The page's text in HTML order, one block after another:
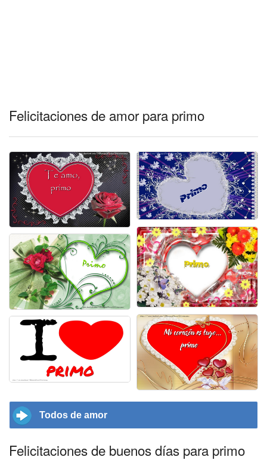
Felicitaciones de amor para primo
Todos de amor
Felicitaciones de buenos días para primo